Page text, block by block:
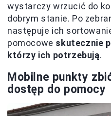
wystarczy wrzucić do
dobrym stanie. Po
następuje ich
pomocowe skutecznie
którzy ich potrzebują.
Mobilne punkty
dostęp do pomocy